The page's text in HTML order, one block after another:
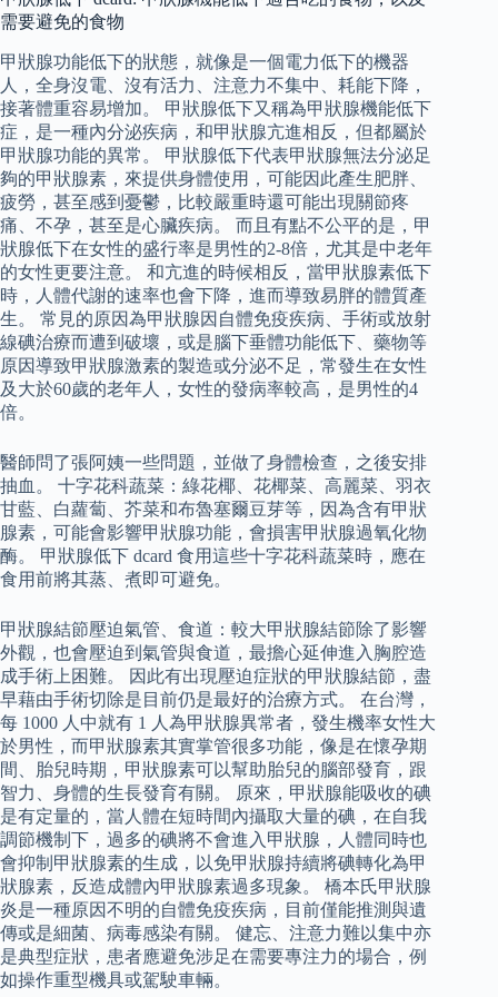
需要避免的食物
甲狀腺功能低下的狀態，就像是一個電力低下的機器
人，全身沒電、沒有活力、注意力不集中、耗能下降，
接著體重容易增加。 甲狀腺低下又稱為甲狀腺機能低下
症，是一種內分泌疾病，和甲狀腺亢進相反，但都屬於
甲狀腺功能的異常。 甲狀腺低下代表甲狀腺無法分泌足
夠的甲狀腺素，來提供身體使用，可能因此產生肥胖、
疲勞，甚至感到憂鬱，比較嚴重時還可能出現關節疼
痛、不孕，甚至是心臟疾病。 而且有點不公平的是，甲
狀腺低下在女性的盛行率是男性的2-8倍，尤其是中老年
的女性更要注意。 和亢進的時候相反，當甲狀腺素低下
時，人體代謝的速率也會下降，進而導致易胖的體質產
生。 常見的原因為甲狀腺因自體免疫疾病、手術或放射
線碘治療而遭到破壞，或是腦下垂體功能低下、藥物等
原因導致甲狀腺激素的製造或分泌不足，常發生在女性
及大於60歲的老年人，女性的發病率較高，是男性的4
倍。
醫師問了張阿姨一些問題，並做了身體檢查，之後安排
抽血。 十字花科蔬菜：綠花椰、花椰菜、高麗菜、羽衣
甘藍、白蘿蔔、芥菜和布魯塞爾豆芽等，因為含有甲狀
腺素，可能會影響甲狀腺功能，會損害甲狀腺過氧化物
酶。 甲狀腺低下 dcard 食用這些十字花科蔬菜時，應在
食用前將其蒸、煮即可避免。
甲狀腺結節壓迫氣管、食道：較大甲狀腺結節除了影響
外觀，也會壓迫到氣管與食道，最擔心延伸進入胸腔造
成手術上困難。 因此有出現壓迫症狀的甲狀腺結節，盡
早藉由手術切除是目前仍是最好的治療方式。 在台灣，
每 1000 人中就有 1 人為甲狀腺異常者，發生機率女性大
於男性，而甲狀腺素其實掌管很多功能，像是在懷孕期
間、胎兒時期，甲狀腺素可以幫助胎兒的腦部發育，跟
智力、身體的生長發育有關。 原來，甲狀腺能吸收的碘
是有定量的，當人體在短時間內攝取大量的碘，在自我
調節機制下，過多的碘將不會進入甲狀腺，人體同時也
會抑制甲狀腺素的生成，以免甲狀腺持續將碘轉化為甲
狀腺素，反造成體內甲狀腺素過多現象。 橋本氏甲狀腺
炎是一種原因不明的自體免疫疾病，目前僅能推測與遺
傳或是細菌、病毒感染有關。 健忘、注意力難以集中亦
是典型症狀，患者應避免涉足在需要專注力的場合，例
如操作重型機具或駕駛車輛。